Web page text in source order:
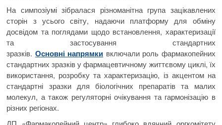
На симпозіумі зібралася різноманітна група зацікавлених
сторін з усього світу, надаючи платформу для обміну
досвідом та поглядами щодо встановлення, характеризації
та застосування стандартних
зразків. Основні напрямки включали роль фармакопейних
стандартних зразків у фармацевтичному життєвому циклі, їх
використання, розробку та характеризацію, із акцентом на
стандартні зразки для біологічних препаратів та малих
молекул, а також регуляторні очікування та гармонізацію в
різних регіонах.